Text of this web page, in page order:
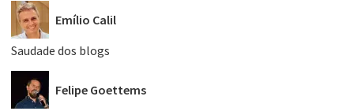
Emílio Calil
Saudade dos blogs
Felipe Goettems